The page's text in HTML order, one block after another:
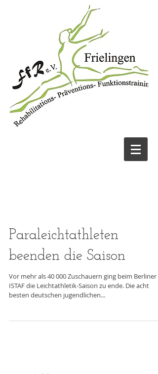
Paraleichtathleten
beenden die Saison
Vor mehr als 40 000 Zuschauern ging beim Berliner
ISTAF die Leichtathletik-Saison zu ende. Die acht
besten deutschen jugendlichen...